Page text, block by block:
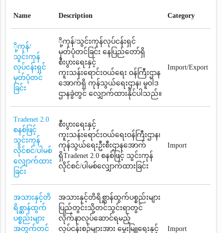
Name Description Category
ို့ကုန်/
သွင်းကုန်
လုပ်ငန်းရှင်
မှတ်ပုံတင်
ခြင်း
ို့ကုန်/သွင်းကုန်လုပ်ငန်းရှင်
မှတ်ပုံတင်ခြင်း နေပြည်တော်ရှိ
စီးပွားရေးနှင့်
ကူးသန်းရောင်းဝယ်ရေး ဝန်ကြီးဌာန
အောက်ရှိ ကုန်သွယ်ရေးဌာန၊ မူဝါဒ
ဌာနခွဲတွင် လျှောက်ထားနိုင်ပါသည်။
Import/Export
Tradenet 2.0
စနစ်ဖြင့်
သွင်းကုန်
လိုင်စင်/ပါမစ်
လျှောက်ထား
ခြင်း
စီးပွားရေးနှင့်
ကူးသန်းရောင်းဝယ်ရေးဝန်ကြီးဌာန၊
ကုန်သွယ်ရေးဦးစီးဌာနအောက်
ရှိTradenet 2.0 စနစ်ဖြင့် သွင်းကုန်
လိုင်စင်/ပါမစ်လျှောက်ထားခြင်း
Import
အသားနှင့်တိ
ရိစ္ဆာန်ထွက်
ပစ္စည်းများ
အတွက်တင်
အသားနှင့်တိရိစ္ဆာန်ထွက်ပစ္စည်းများ
ပြည်တွင်းသို့တင်သွင်းရာတွင်
လိုက်နာလုပ်ဆောင်ရမည့်
လုပ်ငန်းစဉ်များအား မွေးမြူရေးနှင့်
Import